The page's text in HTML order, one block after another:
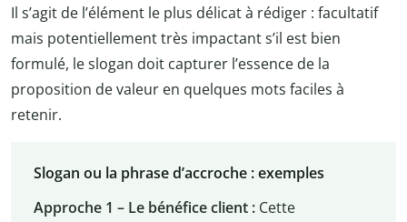
Il s’agit de l’élément le plus délicat à rédiger : facultatif
mais potentiellement très impactant s’il est bien
formulé, le slogan doit capturer l’essence de la
proposition de valeur en quelques mots faciles à
retenir.
Slogan ou la phrase d’accroche : exemples
Approche 1 – Le bénéfice client : Cette